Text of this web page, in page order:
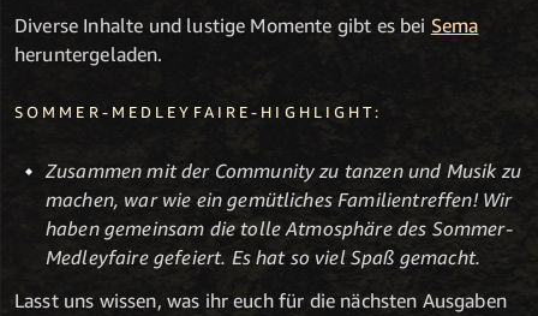
Diverse Inhalte und lustige Momente gibt es bei Sema
heruntergeladen.
SOMMER-MEDLEYFAIRE-HIGHLIGHT:
Zusammen mit der Community zu tanzen und Musik zu
machen, war wie ein gemütliches Familientreffen! Wir
haben gemeinsam die tolle Atmosphäre des Sommer-
Medleyfaire gefeiert. Es hat so viel Spaß gemacht.
Lasst uns wissen, was ihr euch für die nächsten Ausgaben